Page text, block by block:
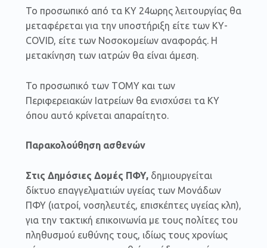
Το προσωπικό από τα ΚΥ 24ωρης λειτουργίας θα
μεταφέρεται για την υποστήριξη είτε των ΚΥ-
COVID, είτε των Nοσοκομείων αναφοράς. Η
μετακίνηση των ιατρών θα είναι άμεση.
Το προσωπικό των ΤΟΜΥ και των
Περιφερειακών Ιατρείων θα ενισχύσει τα ΚΥ
όπου αυτό κρίνεται απαραίτητο.
Παρακολούθηση ασθενών
Στις Δημόσιες Δομές ΠΦΥ, δημιουργείται
δίκτυο επαγγελματιών υγείας των Μονάδων
ΠΦΥ (ιατροί, νοσηλευτές, επισκέπτες υγείας κλπ),
για την τακτική επικοινωνία με τους πολίτες του
πληθυσμού ευθύνης τους, ιδίως τους χρονίως